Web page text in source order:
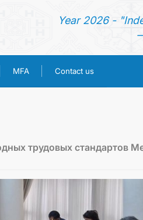
Year 2026 -
MFA Contact us
CONSULAR SERVICES
трудовых стандартов